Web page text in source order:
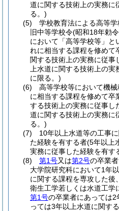
道に関する技術上の実務に
る。)
(5)
学校教育法による高等
旧中等学校令(昭和18年勅
において「高等学校等」と
れに相当する課程を修めて
関する技術上の実務に従事
上水道に関する技術上の
に限る。)
(6)
高等学校等において機
に相当する課程を修めて卒
する技術上の実務に従事し
道に関する技術上の実務に
る。)
(7)
10年以上水道等の工事
た経験を有する者(5年以上
実務に従事した経験を有す
(8)
第1号又は第2号の卒業
大学院研究科において1年
に関する課程を専攻した後
衛生工学若しくは水道工学
第1号の卒業者にあっては2
っては3年以上水道に関す